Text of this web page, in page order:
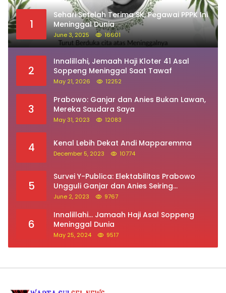
1
Sehari Setelah Terima SK, Pegawai PPPK Ini
Meninggal Dunia
June 3, 2025 16601
2
Innalillahi, Jemaah Haji Kloter 41 Asal
Soppeng Meninggal Saat Tawaf
May 21, 2026 12252
3
Prabowo: Ganjar dan Anies Bukan Lawan,
Mereka Saudara Saya
May 31, 2023 12083
4 Kenal Lebih Dekat Andi Mapparemma
December 5, 2023 10774
5
Survei Y-Publica: Elektabilitas Prabowo
Ungguli Ganjar dan Anies Seiring
Kepuasan Terhadap Jokowi Naik
June 2, 2023 9767
6
Innalillahi… Jamaah Haji Asal Soppeng
Meninggal Dunia
May 25, 2024 9517